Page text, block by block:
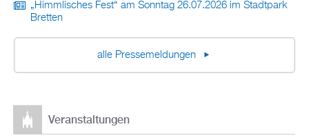
„Himmlisches Fest“ am Sonntag 26.07.2026 im Stadtpark
Bretten
alle Pressemeldungen
Veranstaltungen